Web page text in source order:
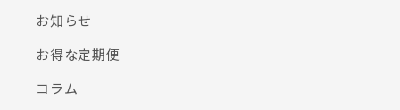
お知らせ
お得な定期便
コラム